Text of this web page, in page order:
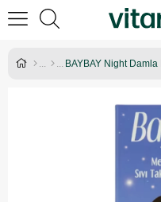
BAYBAY Night